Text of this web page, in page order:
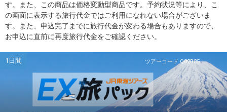
す。また、この商品は価格変動型商品です。予約状況等により、こ
の画面に表示する旅行代金ではご利用になれない場合がございま
す。また、申込完了までに旅行代金が変わる場合もありますので、
お申込に直前に再度旅行代金をご確認ください。
ツアーコード Q02B35
1日間